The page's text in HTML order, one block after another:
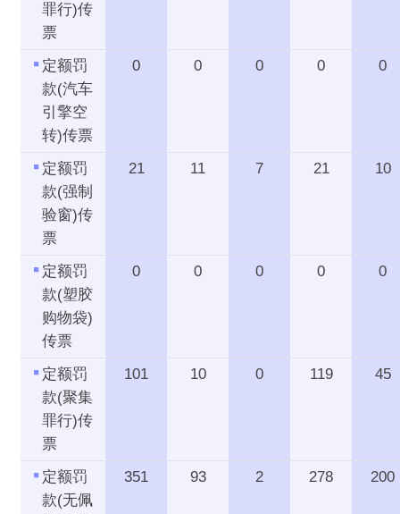
罪行)传
票
定额罚
款(汽车
引擎空
转)传票
0 0 0 0 0
定额罚
款(强制
验窗)传
票
21 11 7 21 10
定额罚
款(塑胶
购物袋)
传票
0 0 0 0 0
定额罚
款(聚集
罪行)传
票
101 10 0 119 45
定额罚
款(无佩
351 93 2 278 200